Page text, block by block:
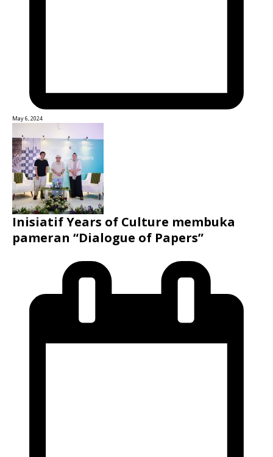
May 6, 2024
Inisiatif Years of Culture membuka
pameran “Dialogue of Papers”